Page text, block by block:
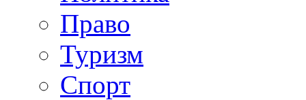
Право
Туризм
Спорт